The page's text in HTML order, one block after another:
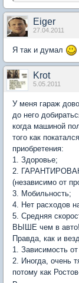
Eiger
27.04.2011
Я так и думал
Krot
5.05.2011
У меня гараж
до него
когда машиной
того как
приобретения:
1. Здоровье;
2.
(независимо от
3. Мобильность;
4. Нет расходов
5. Средняя
ВЫШЕ чем в
Правда, как и
1. Зависимость
2. Иногда, очень
потому как